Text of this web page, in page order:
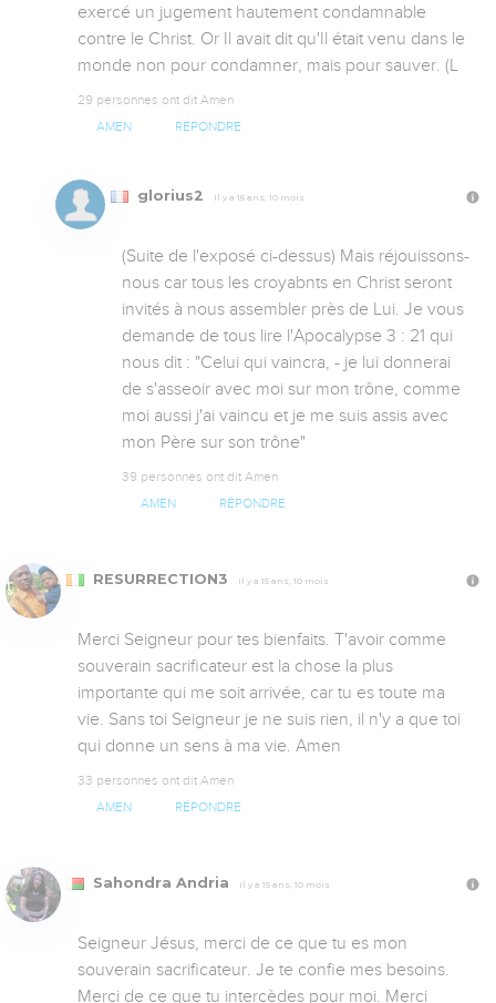
exercé un jugement hautement condamnable
contre le Christ. Or Il avait dit qu'Il était venu dans le
monde non pour condamner, mais pour sauver. (L
29 personnes ont dit Amen
AMEN RÉPONDRE
glorius2 Il y a 15 ans, 10 mois
(Suite de l'exposé ci-dessus) Mais réjouissons-
nous car tous les croyabnts en Christ seront
invités à nous assembler près de Lui. Je vous
demande de tous lire l'Apocalypse 3 : 21 qui
nous dit : "Celui qui vaincra, - je lui donnerai
de s'asseoir avec moi sur mon trône, comme
moi aussi j'ai vaincu et je me suis assis avec
mon Père sur son trône"
39 personnes ont dit Amen
AMEN RÉPONDRE
RESURRECTION3 Il y a 15 ans, 10 mois
Merci Seigneur pour tes bienfaits. T'avoir comme
souverain sacrificateur est la chose la plus
importante qui me soit arrivée, car tu es toute ma
vie. Sans toi Seigneur je ne suis rien, il n'y a que toi
qui donne un sens à ma vie. Amen
33 personnes ont dit Amen
AMEN RÉPONDRE
Sahondra Andria Il y a 15 ans, 10 mois
Seigneur Jésus, merci de ce que tu es mon
souverain sacrificateur. Je te confie mes besoins.
Merci de ce que tu intercèdes pour moi. Merci